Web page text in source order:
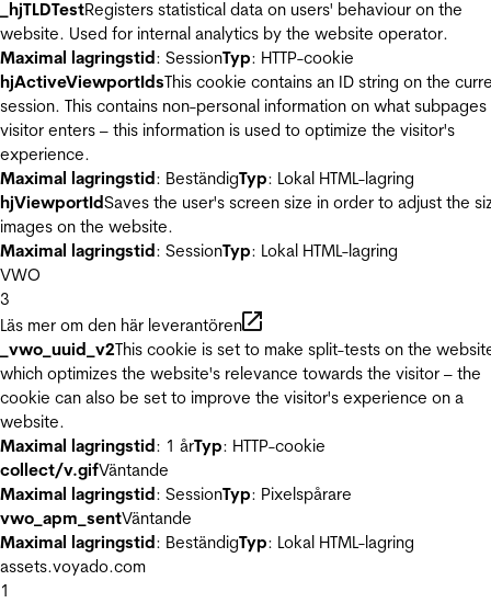
_hjTLDTestRegisters statistical data on users' behaviour on the
website. Used for internal analytics by the website operator.
Maximal lagringstid: SessionTyp: HTTP-cookie
hjActiveViewportIdsThis cookie contains an ID string on the
session. This contains non-personal information on what
visitor enters – this information is used to optimize the visitor's
experience.
Maximal lagringstid: BeständigTyp: Lokal HTML-lagring
hjViewportIdSaves the user's screen size in order to adjust the
images on the website.
Maximal lagringstid: SessionTyp: Lokal HTML-lagring
VWO
3
Läs mer om den här leverantören
_vwo_uuid_v2This cookie is set to make split-tests on the
which optimizes the website's relevance towards the visitor – the
cookie can also be set to improve the visitor's experience on a
website.
Maximal lagringstid: 1 årTyp: HTTP-cookie
collect/v.gifVäntande
Maximal lagringstid: SessionTyp: Pixelspårare
vwo_apm_sentVäntande
Maximal lagringstid: BeständigTyp: Lokal HTML-lagring
assets.voyado.com
1